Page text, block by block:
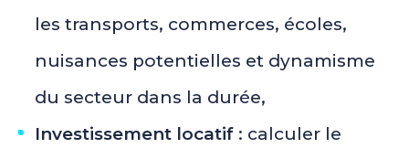
les transports, commerces, écoles,
nuisances potentielles et dynamisme
du secteur dans la durée,
Investissement locatif : calculer le